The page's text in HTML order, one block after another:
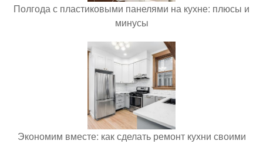
Полгода с пластиковыми панелями на кухне: плюсы и
минусы
Экономим вместе: как сделать ремонт кухни своими